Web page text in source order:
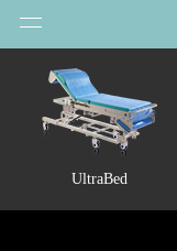
UltraBed